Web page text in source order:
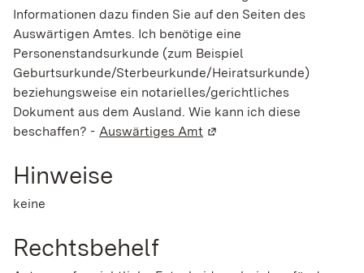
Informationen dazu finden Sie auf den Seiten des
Auswärtigen Amtes. Ich benötige eine
Personenstandsurkunde (zum Beispiel
Geburtsurkunde/Sterbeurkunde/Heiratsurkunde)
beziehungsweise ein notarielles/gerichtliches
Dokument aus dem Ausland. Wie kann ich diese
beschaffen? - Auswärtiges Amt (Wird in einem neuen
Hinweise
keine
Rechtsbehelf